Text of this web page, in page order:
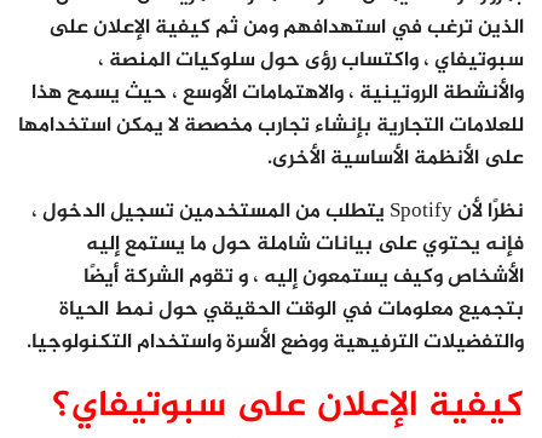
الذين ترغب في استهدافهم ومن ثم كيفية الإعلان على
سبوتيفاي ، واكتساب رؤى حول سلوكيات المنصة ،
والأنشطة الروتينية ، والاهتمامات الأوسع ، حيث يسمح هذا
للعلامات التجارية بإنشاء تجارب مخصصة لا يمكن استخدامها
على الأنظمة الأساسية الأخرى.
نظرًا لأن Spotify يتطلب من المستخدمين تسجيل الدخول ،
فإنه يحتوي على بيانات شاملة حول ما يستمع إليه
الأشخاص وكيف يستمعون إليه ، و تقوم الشركة أيضًا
بتجميع معلومات في الوقت الحقيقي حول نمط الحياة
والتفضيلات الترفيهية ووضع الأسرة واستخدام التكنولوجيا.
كيفية الإعلان على سبوتيفاي؟